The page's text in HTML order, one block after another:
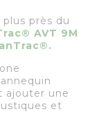
plus près du
AVT 9M
ajouter une
et